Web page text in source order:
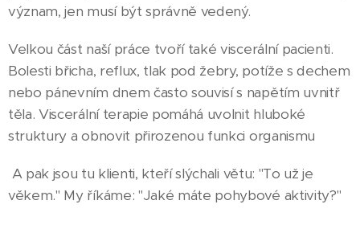
význam, jen musí být správně vedený.
Velkou část naší práce tvoří také viscerální pacienti.
Bolesti břicha, reflux, tlak pod žebry, potíže s dechem
nebo pánevním dnem často souvisí s napětím uvnitř
těla. Viscerální terapie pomáhá uvolnit hluboké
struktury a obnovit přirozenou funkci organismu
A pak jsou tu klienti, kteří slýchali větu: "To už je
věkem." My říkáme: "Jaké máte pohybové aktivity?"